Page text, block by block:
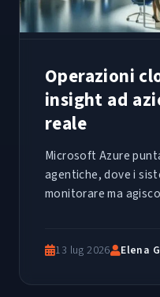
Operazioni
insight ad
reale
Microsoft Azure
agentiche, dove i
monitorare ma
13 lug 2026 Elena